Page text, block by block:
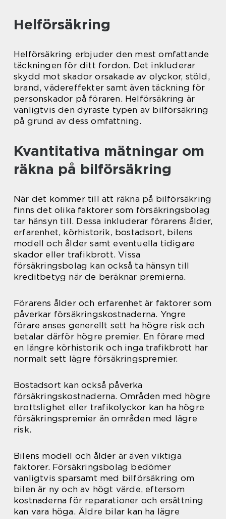
Helförsäkring
Helförsäkring erbjuder den mest omfattande
täckningen för ditt fordon. Det inkluderar
skydd mot skador orsakade av olyckor, stöld,
brand, vädereffekter samt även täckning för
personskador på föraren. Helförsäkring är
vanligtvis den dyraste typen av bilförsäkring
på grund av dess omfattning.
Kvantitativa mätningar om
räkna på bilförsäkring
När det kommer till att räkna på bilförsäkring
finns det olika faktorer som försäkringsbolag
tar hänsyn till. Dessa inkluderar förarens ålder,
erfarenhet, körhistorik, bostadsort, bilens
modell och ålder samt eventuella tidigare
skador eller trafikbrott. Vissa
försäkringsbolag kan också ta hänsyn till
kreditbetyg när de beräknar premierna.
Förarens ålder och erfarenhet är faktorer som
påverkar försäkringskostnaderna. Yngre
förare anses generellt sett ha högre risk och
betalar därför högre premier. En förare med
en längre körhistorik och inga trafikbrott har
normalt sett lägre försäkringspremier.
Bostadsort kan också påverka
försäkringskostnaderna. Områden med högre
brottslighet eller trafikolyckor kan ha högre
försäkringspremier än områden med lägre
risk.
Bilens modell och ålder är även viktiga
faktorer. Försäkringsbolag bedömer
vanligtvis sparsamt med bilförsäkring om
bilen är ny och av högt värde, eftersom
kostnaderna för reparationer och ersättning
kan vara höga. Äldre bilar kan ha lägre